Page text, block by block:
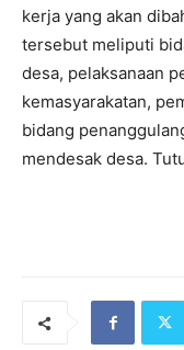
kerja yang akan
tersebut meliputi
desa, pelaksanaan
kemasyarakatan,
bidang
mendesak desa.